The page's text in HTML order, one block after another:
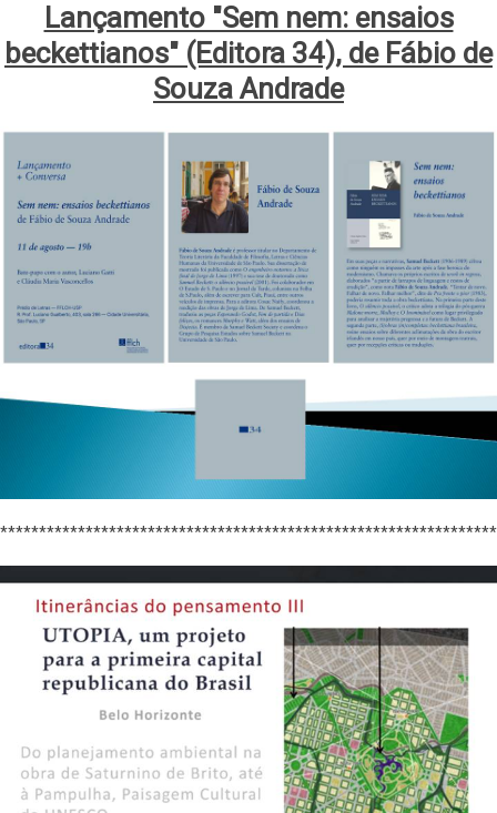
Lançamento "Sem nem: ensaios
beckettianos" (Editora 34), de Fábio de
Souza Andrade